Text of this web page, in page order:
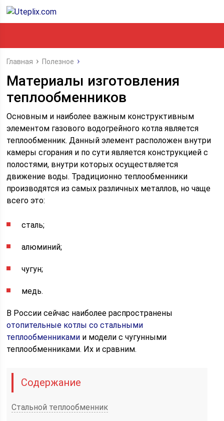
Главная Полезное
Материалы изготовления
теплообменников
Основным и наиболее важным конструктивным
элементом газового водогрейного котла является
теплообменник. Данный элемент расположен внутри
камеры сгорания и по сути является конструкцией с
полостями, внутри которых осуществляется
движение воды. Традиционно теплообменники
производятся из самых различных металлов, но чаще
всего это:
сталь;
алюминий;
чугун;
медь.
В России сейчас наиболее распространены
отопительные котлы со стальными
теплообменниками и модели с чугунными
теплообменниками. Их и сравним.
Содержание
Стальной теплообменник